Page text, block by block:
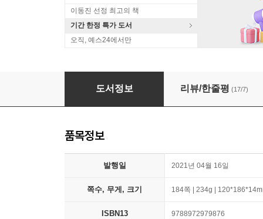
이동진 선정 최고의 책
기간 한정 특가 도서
오직, 예스24에서만
집이 아니라 방에 삽니다
도서정보 리뷰/한줄평 (17/7)
품목정보
발행일 2021년 04월 16일
쪽수, 무게, 크기 184쪽 | 234g |
ISBN13 9788972979876